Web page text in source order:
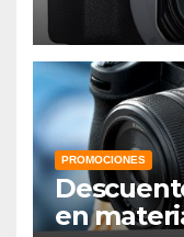
PROMOCIONES
en